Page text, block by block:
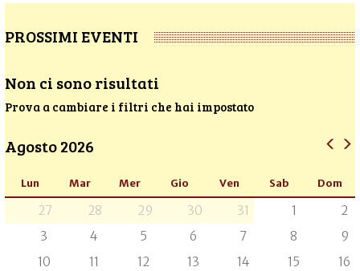
PROSSIMI EVENTI
Non ci sono risultati
Prova a cambiare i filtri che hai impostato
Agosto 2026
Lun Mar Mer Gio Ven Sab Dom
27 28 29 30 31 1
2
3
4 5 6 7 8
9
10
11 12 13 14 15
16